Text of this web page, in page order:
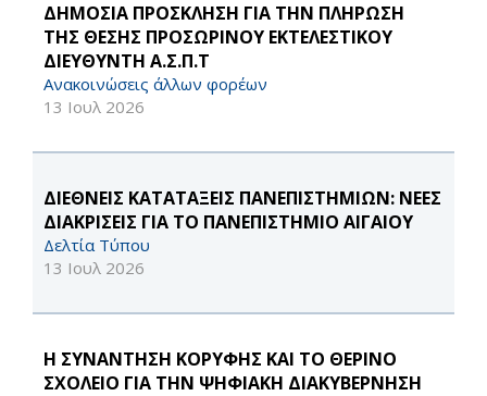
ΔΗΜΟΣΙΑ ΠΡΟΣΚΛΗΣΗ ΓΙΑ ΤΗΝ ΠΛΗΡΩΣΗ
ΤΗΣ ΘΕΣΗΣ ΠΡΟΣΩΡΙΝΟΥ ΕΚΤΕΛΕΣΤΙΚΟΥ
ΔΙΕΥΘΥΝΤΗ Α.Σ.Π.Τ
Ανακοινώσεις άλλων φορέων
13 Ιουλ 2026
ΔΙΕΘΝΕΙΣ ΚΑΤΑΤΑΞΕΙΣ ΠΑΝΕΠΙΣΤΗΜΙΩΝ: ΝΕΕΣ
ΔΙΑΚΡΙΣΕΙΣ ΓΙΑ ΤΟ ΠΑΝΕΠΙΣΤΗΜΙΟ ΑΙΓΑΙΟΥ
Δελτία Τύπου
13 Ιουλ 2026
Η ΣΥΝΑΝΤΗΣΗ ΚΟΡΥΦΗΣ ΚΑΙ ΤΟ ΘΕΡΙΝΟ
ΣΧΟΛΕΙΟ ΓΙΑ ΤΗΝ ΨΗΦΙΑΚΗ ΔΙΑΚΥΒΕΡΝΗΣΗ